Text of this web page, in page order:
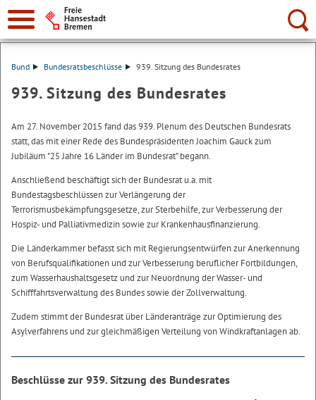
Suche:
Bund Bundesratsbeschlüsse 939. Sitzung des Bundesrates
939. Sitzung des Bundesrates
Am 27. November 2015 fand das 939. Plenum des Deutschen Bundesrats
statt, das mit einer Rede des Bundespräsidenten Joachim Gauck zum
Jubiläum "25 Jahre 16 Länder im Bundesrat" begann.
Anschließend beschäftigt sich der Bundesrat u.a. mit
Bundestagsbeschlüssen zur Verlängerung der
Terrorismusbekämpfungsgesetze, zur Sterbehilfe, zur Verbesserung der
Hospiz- und Palliativmedizin sowie zur Krankenhausfinanzierung.
Die Länderkammer befasst sich mit Regierungsentwürfen zur Anerkennung
von Berufsqualifikationen und zur Verbesserung beruflicher Fortbildungen,
zum Wasserhaushaltsgesetz und zur Neuordnung der Wasser- und
Schifffahrtsverwaltung des Bundes sowie der Zollverwaltung.
Zudem stimmt der Bundesrat über Länderanträge zur Optimierung des
Asylverfahrens und zur gleichmäßigen Verteilung von Windkraftanlagen ab.
Beschlüsse zur 939. Sitzung des Bundesrates